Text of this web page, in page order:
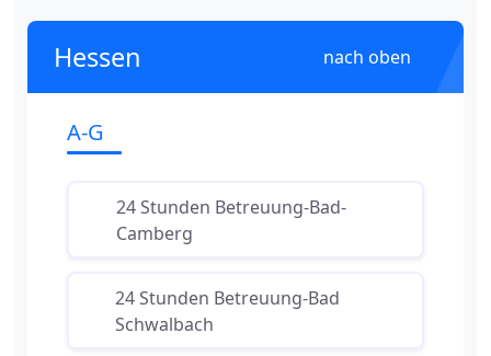
Hessen nach oben
A-G
24 Stunden Betreuung-Bad-
Camberg
24 Stunden Betreuung-Bad
Schwalbach